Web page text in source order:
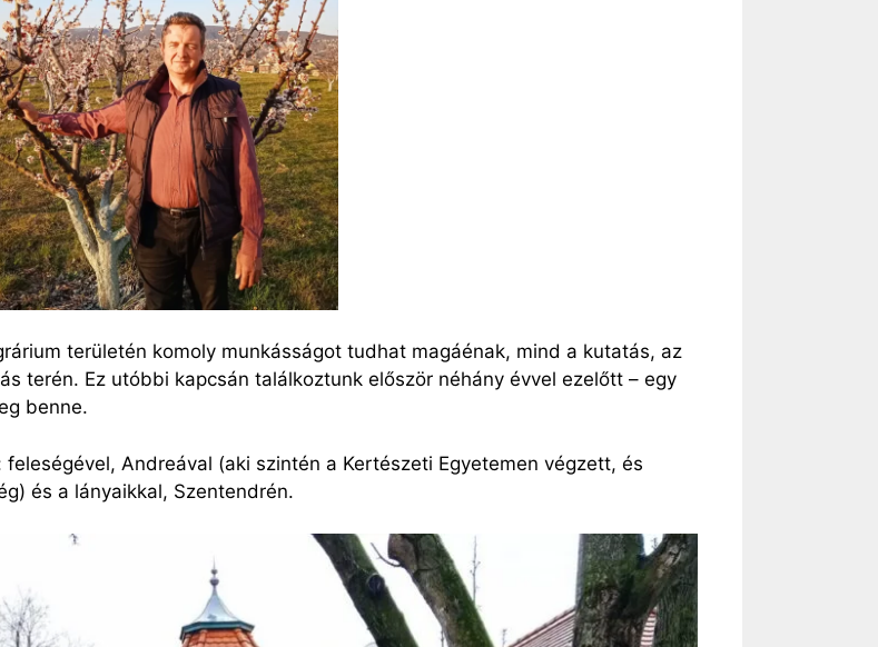
területén komoly munkásságot tudhat magáénak, mind a kutatás, az
terén. Ez utóbbi kapcsán találkoztunk először néhány évvel ezelőtt – egy
benne.
Andreával (aki szintén a Kertészeti Egyetemen végzett, és
és a lányaikkal, Szentendrén.